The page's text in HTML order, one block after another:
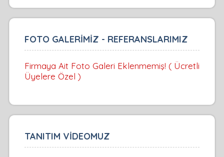
FOTO GALERİMİZ - REFERANSLARIMIZ
Firmaya Ait Foto Galeri Eklenmemiş! ( Ücretli
Üyelere Özel )
TANITIM VİDEOMUZ